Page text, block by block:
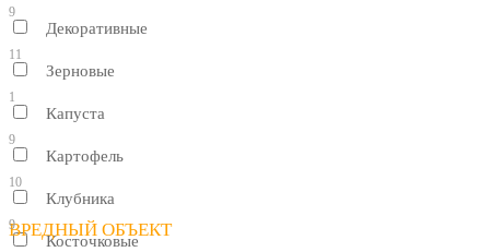
9
Декоративные
11
Зерновые
1
Капуста
9
Картофель
10
Клубника
9
Косточковые
ВРЕДНЫЙ ОБЪЕКТ